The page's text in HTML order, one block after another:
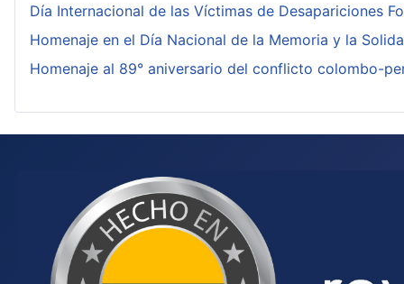
Día Internacional de las Víctimas de Desapariciones
Homenaje en el Día Nacional de la Memoria y la
Homenaje al 89° aniversario del conflicto colombo-